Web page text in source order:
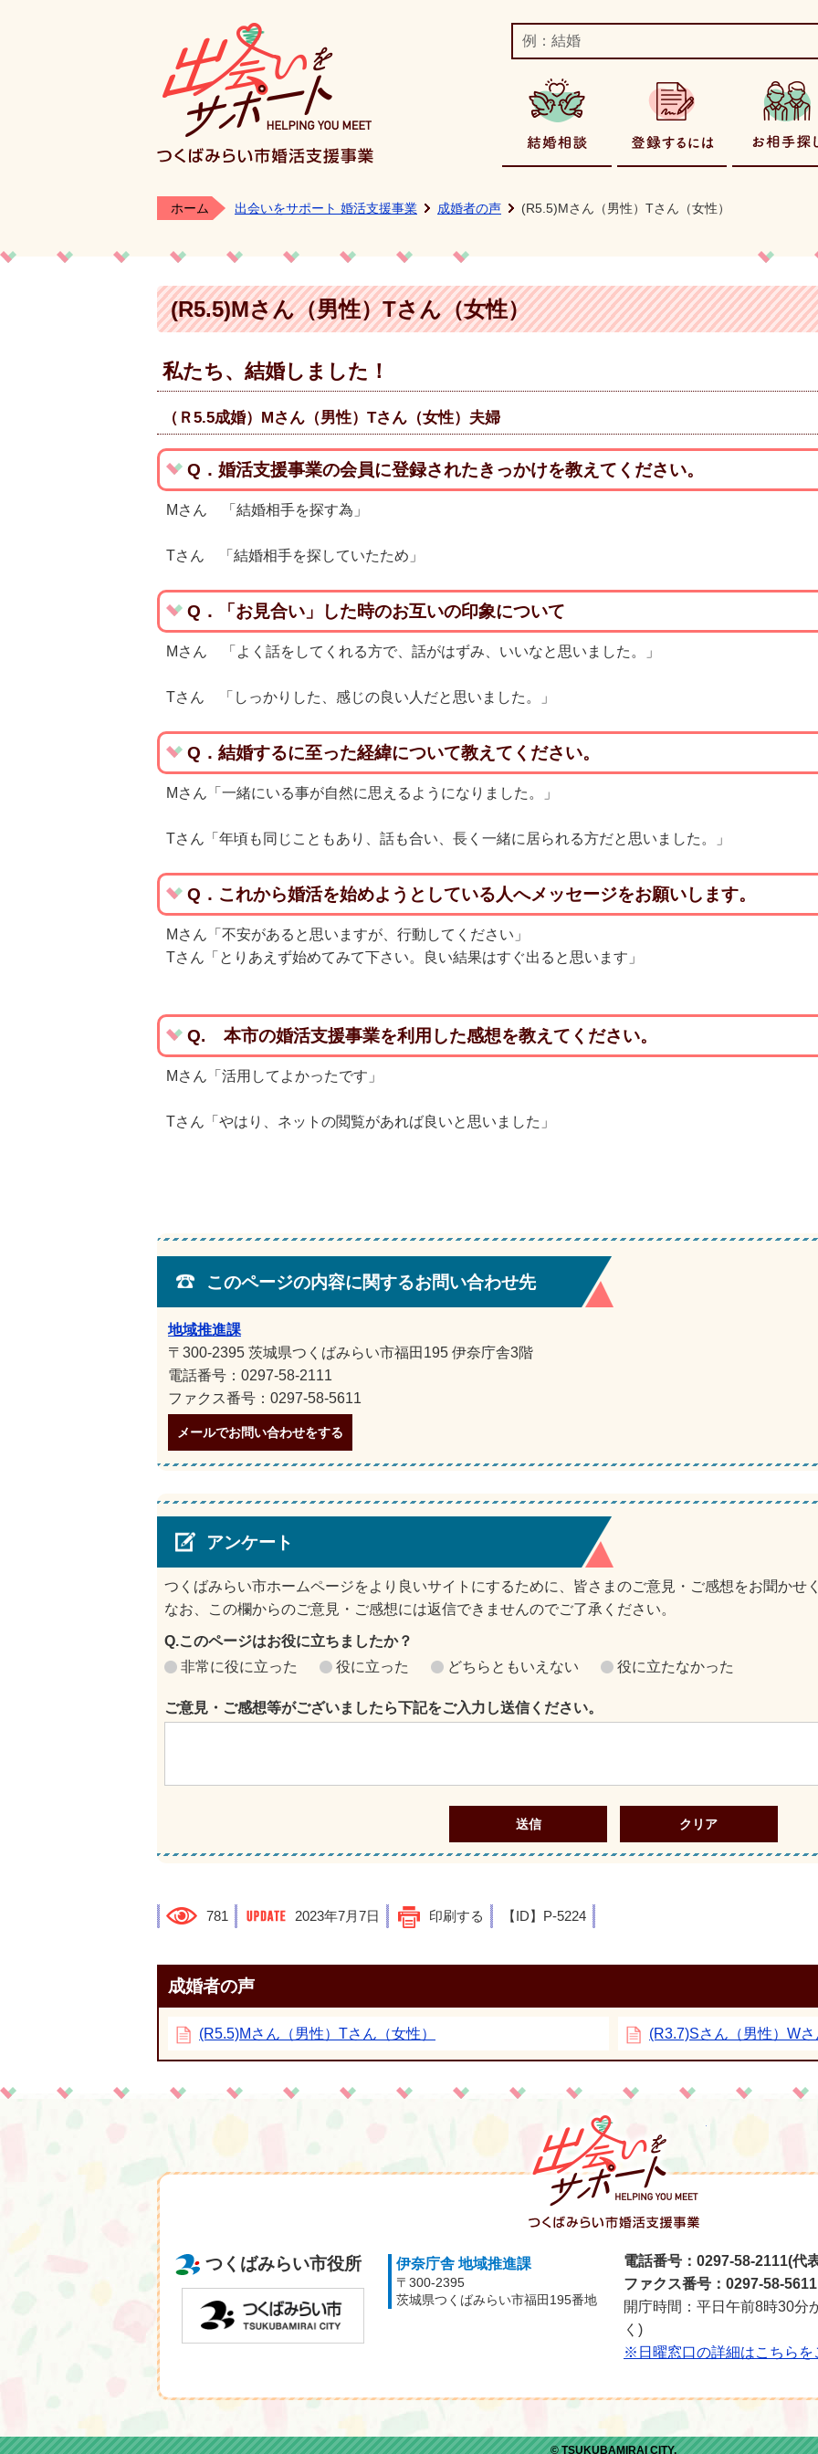
つくばみらい市婚活支援事業ホームページ
結婚相談 登録する
ホーム 出会いをサポート 婚活支援事業 成婚者の声 (R5.5)Mさん（男性）Tさん（女性）
(R5.5)Mさん（男性）Tさん（女性）
私たち、結婚しました！
（Ｒ5.5成婚）Mさん（男性）Tさん（女性）夫婦
Q．婚活支援事業の会員に登録されたきっかけを教えてください。
Mさん 「結婚相手を探す為」
Tさん 「結婚相手を探していたため」
Q．「お見合い」した時のお互いの印象について
Mさん 「よく話をしてくれる方で、話がはずみ、いいなと思いました。」
Tさん 「しっかりした、感じの良い人だと思いました。」
Q．結婚するに至った経緯について教えてください。
Mさん「一緒にいる事が自然に思えるようになりました。」
Tさん「年頃も同じこともあり、話も合い、長く一緒に居られる方だと思いました。」
Q．これから婚活を始めようとしている人へメッセージをお願いします。
Mさん「不安があると思いますが、行動してください」
Tさん「とりあえず始めてみて下さい。良い結果はすぐ出ると思います」
Q. 本市の婚活支援事業を利用した感想を教えてください。
Mさん「活用してよかったです」
Tさん「やはり、ネットの閲覧があれば良いと思いました」
このページの内容に関するお問い合わせ先
地域推進課
〒300-2395 茨城県つくばみらい市福田195 伊奈庁舎3階
電話番号：0297-58-2111
ファクス番号：0297-58-5611
メールでお問い合わせをする
アンケート
つくばみらい市ホームページをより良いサイトにするために、皆さまのご意見・ご感想をお聞かせ
なお、この欄からのご意見・ご感想には返信できませんのでご了承ください。
Q.このページはお役に立ちましたか？
非常に役に立った
役に立った どちらともいえない 役に立たなかった
ご意見・ご感想等がございましたら下記をご入力し送信ください。
781 2023年7月7日 印刷する 【ID】 P-5224
成婚者の声
(R5.5)Mさん（男性）Tさん（女性） (R3.7)Sさん（男性）Wさ
つくばみらい市
つくばみらい市役所 伊奈庁舎 地域推進課
〒300-2395
茨城県つくばみらい市福田195番地
電話番号：0297-58-2111(代
ファクス番号：0297-58-5611
開庁時間：平日午前8時30
く)
※日曜窓口の詳細はこちらを
© TSUKUBAMIRAI CITY.